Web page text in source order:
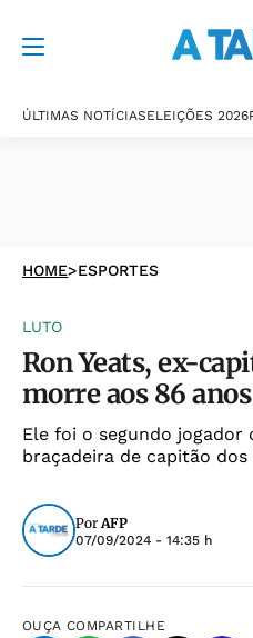
ÚLTIMAS NOTÍCIASELEIÇÕES 2026
HOME>ESPORTES
LUTO
Ron Yeats, ex-
morre aos 86 anos
Ele foi o segundo jogador
braçadeira de capitão dos
PorAFP
07/09/2024 - 14:35 h
OUÇA COMPARTILHE